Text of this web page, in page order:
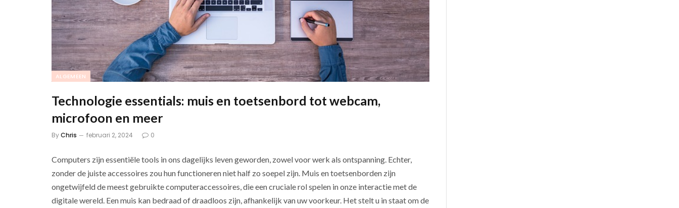
ALGEMEEN
Technologie essentials: muis en toetsenbord tot webcam,
microfoon en meer
ByChris februari 2, 2024 0
Computers zijn essentiële tools in ons dagelijks leven geworden, zowel voor werk als ontspanning. Echter,
zonder de juiste accessoires zou hun functioneren niet half zo soepel zijn. Muis en toetsenborden zijn
ongetwijfeld de meest gebruikte computeraccessoires, die een cruciale rol spelen in onze interactie met de
digitale wereld. Een muis kan bedraad of draadloos zijn, afhankelijk van uw voorkeur. Het stelt u in staat om de